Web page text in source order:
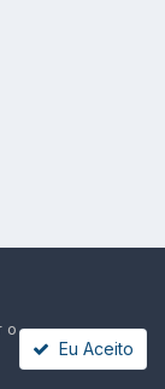
o
Eu Aceito